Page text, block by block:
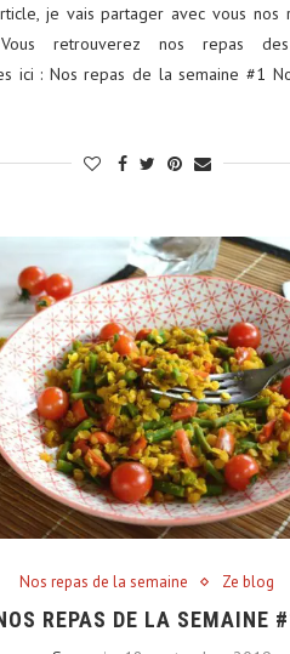
je vais partager avec vous nos
Vous retrouverez nos repas des
ici : Nos repas de la semaine #1
Nos repas de la semaine Ze blog
REPAS DE LA SEMAINE